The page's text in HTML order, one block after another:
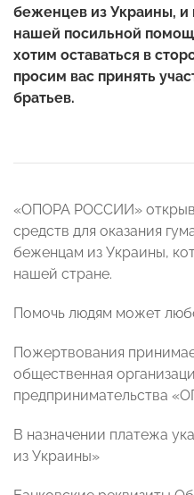
беженцев из Украины, и
нашей посильной
хотим оставаться в
просим вас принять
братьев.
«ОПОРА РОССИИ»
средств для оказания
беженцам из Украины,
нашей стране.
Помочь людям может
Пожертвования
общественная
предпринимательства
В назначении платежа
из Украины»